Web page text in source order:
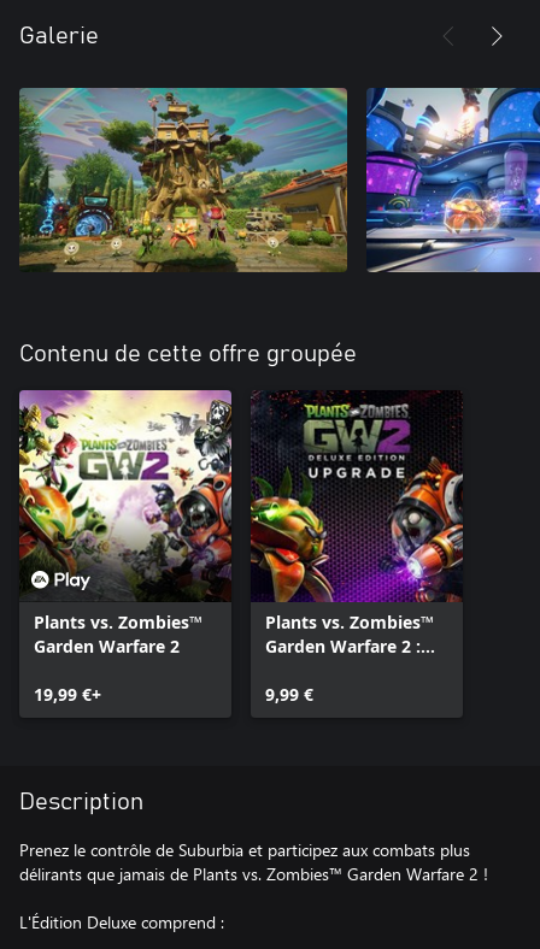
Galerie
Contenu de cette offre groupée
Plants vs. Zombies™
Garden Warfare 2
19,99 €+
Plants vs. Zombies™
Garden Warfare 2 :
9,99 €
Description
Prenez le contrôle de Suburbia et participez aux combats plus
délirants que jamais de Plants vs. Zombies™ Garden Warfare 2 !
L'Édition Deluxe comprend :